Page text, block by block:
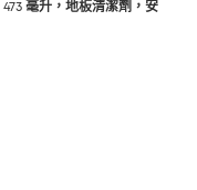
毫升，地板清潔劑，安